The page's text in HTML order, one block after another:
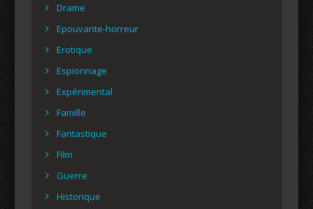
Drame
Epouvante-horreur
Erotique
Espionnage
Expérimental
Famille
Fantastique
Film
Guerre
Historique